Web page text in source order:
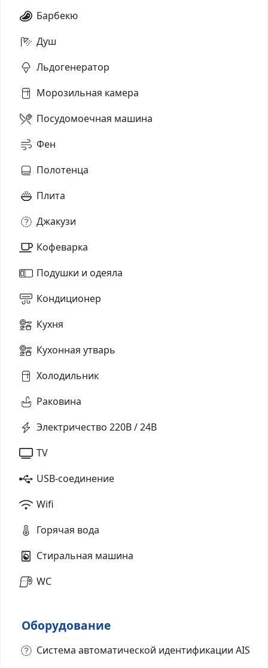
Барбекю
Душ
Льдогенератор
Морозильная камера
Посудомоечная машина
Фен
Полотенца
Плита
Джакузи
Кофеварка
Подушки и одеяла
Кондиционер
Кухня
Кухонная утварь
Холодильник
Раковина
Электричество 220В / 24В
TV
USB-соединение
Wifi
Горячая вода
Стиральная машина
WC
Оборудование
Система автоматической идентификации AIS